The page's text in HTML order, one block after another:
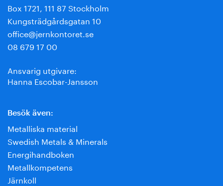
Box 1721, 111 87 Stockholm
Kungsträdgårdsgatan 10
office@jernkontoret.se
08 679 17 00
Ansvarig utgivare:
Hanna Escobar-Jansson
Besök även:
Metalliska material
Swedish Metals & Minerals
Energihandboken
Metallkompetens
Järnkoll